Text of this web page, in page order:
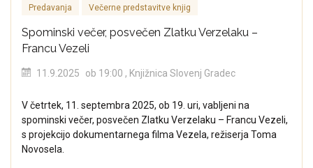
Predavanja Večerne predstavitve knjig
Spominski večer, posvečen Zlatku Verzelaku –
Francu Vezeli
11.9.2025 ob 19:00 , Knjižnica Slovenj Gradec
V četrtek, 11. septembra 2025, ob 19. uri, vabljeni na
spominski večer, posvečen Zlatku Verzelaku – Francu Vezeli,
s projekcijo dokumentarnega filma Vezela, režiserja Toma
Novosela.